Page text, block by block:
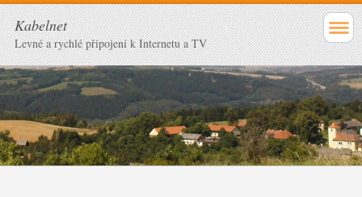
Kabelnet
Levné a rychlé připojení k Internetu a TV